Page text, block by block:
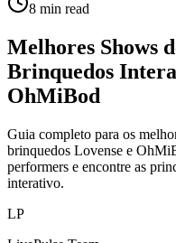
8 min read
Melhores Shows
Brinquedos
OhMiBod
Guia completo para os
brinquedos Lovense e
performers e encontre as
interativo.
LP